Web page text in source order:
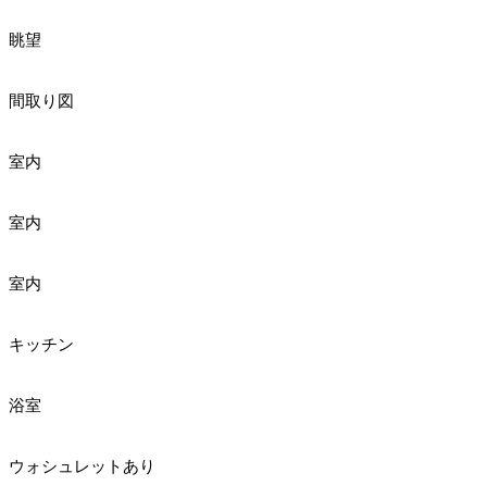
眺望
間取り図
室内
室内
室内
キッチン
浴室
ウォシュレットあり